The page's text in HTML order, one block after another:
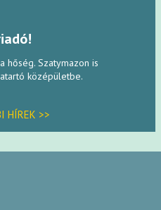
hőség. Szatymazon is
középületbe.
HÍREK >>